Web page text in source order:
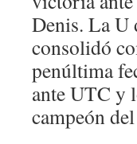
Denis. La U
consolidó
penúltima
ante UTC y
campeón